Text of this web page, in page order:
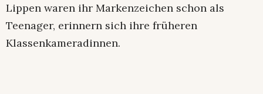
Lippen waren ihr Markenzeichen schon als
Teenager, erinnern sich ihre früheren
Klassenkameradinnen.